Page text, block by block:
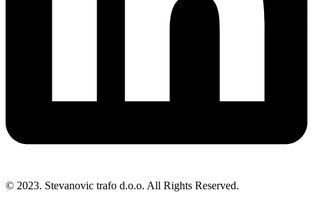
© 2023. Stevanovic trafo d.o.o. All Rights Reserved.